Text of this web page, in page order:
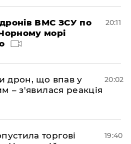
ВМС ЗСУ по
морі
20:11
дрон, що впав у
– з'явилася реакція
20:02
торгові
19:40